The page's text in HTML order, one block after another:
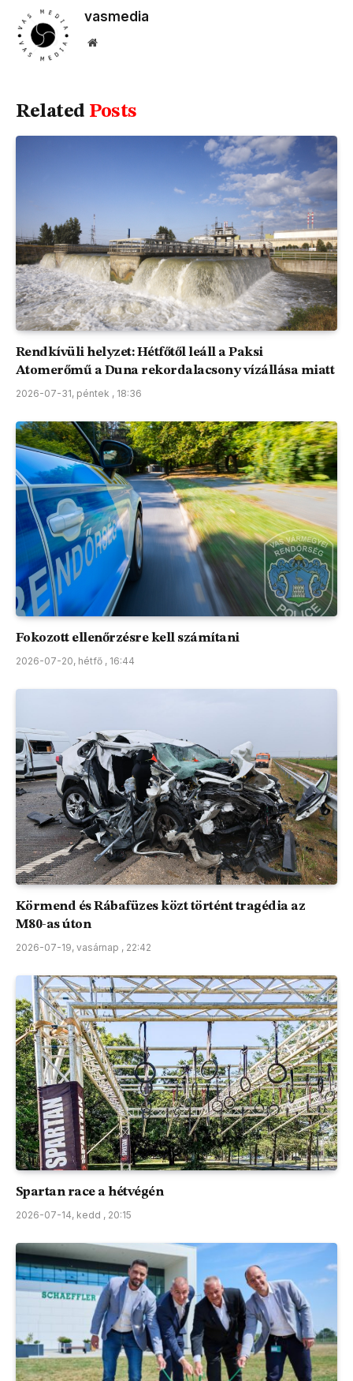
vasmedia
Website
Related Posts
Rendkívüli helyzet: Hétfőtől leáll a Paksi
Atomerőmű a Duna rekordalacsony vízállása miatt
2026-07-31, péntek , 18:36
Fokozott ellenőrzésre kell számítani
2026-07-20, hétfő , 16:44
Körmend és Rábafüzes közt történt tragédia az
M80-as úton
2026-07-19, vasárnap , 22:42
Spartan race a hétvégén
2026-07-14, kedd , 20:15